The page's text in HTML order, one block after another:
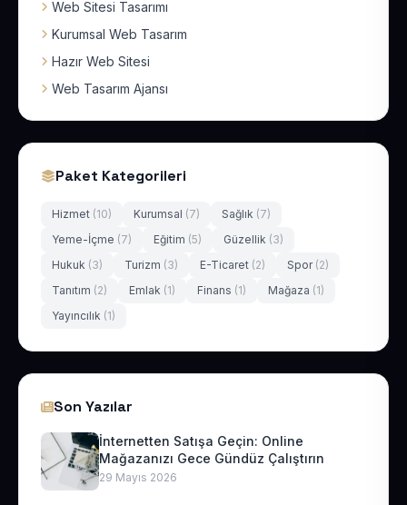
Web Sitesi Tasarımı
Kurumsal Web Tasarım
Hazır Web Sitesi
Web Tasarım Ajansı
Paket Kategorileri
Hizmet (10) Kurumsal (7) Sağlık (7)
Yeme-İçme (7) Eğitim (5) Güzellik (3)
Hukuk (3) Turizm (3) E-Ticaret (2) Spor (2)
Tanıtım (2) Emlak (1) Finans (1) Mağaza (1)
Yayıncılık (1)
Son Yazılar
İnternetten Satışa Geçin: Online
Mağazanızı Gece Gündüz Çalıştırın
29 Mayıs 2026